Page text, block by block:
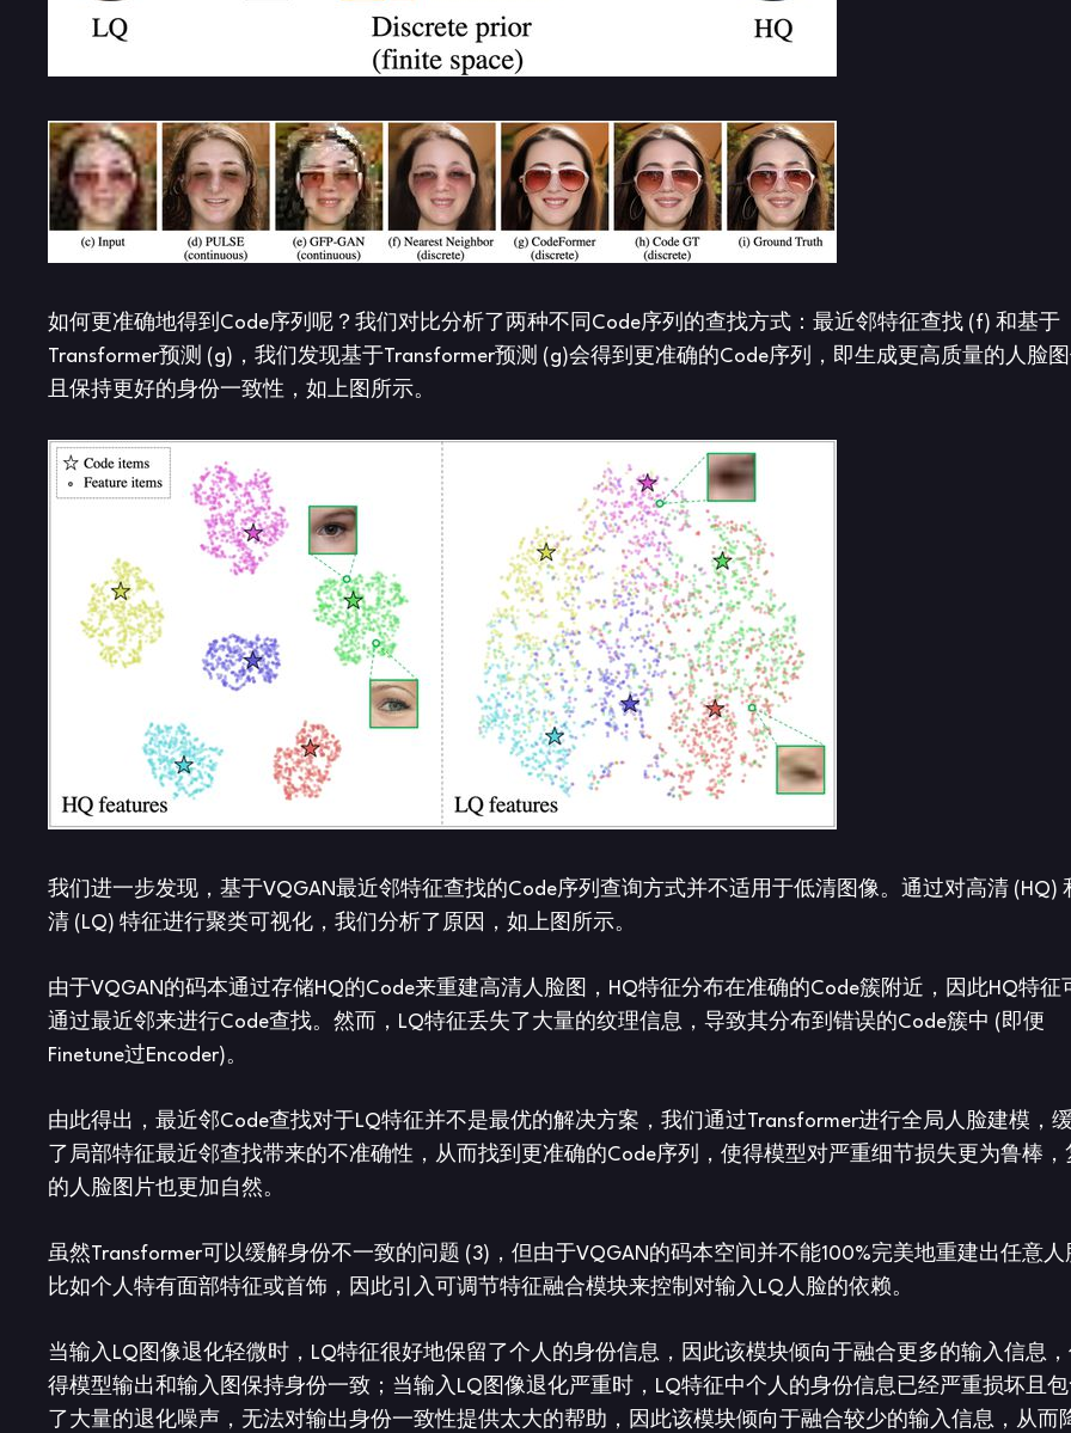
如何更准确地得到Code序列呢？我们对比分析了两种不同Code序列的查找方式：最近邻特征查找 (f) 和基于
Transformer预测 (g)，我们发现基于Transformer预测 (g)会得到更准确的Code序列，即生成更高质量的人脸
且保持更好的身份一致性，如上图所示。
我们进一步发现，基于VQGAN最近邻特征查找的Code序列查询方式并不适用于低清图像。通过对高清 (HQ)
清 (LQ) 特征进行聚类可视化，我们分析了原因，如上图所示。
由于VQGAN的码本通过存储HQ的Code来重建高清人脸图，HQ特征分布在准确的Code簇附近，因此HQ特征
通过最近邻来进行Code查找。然而，LQ特征丢失了大量的纹理信息，导致其分布到错误的Code簇中 (即便
Finetune过Encoder)。
由此得出，最近邻Code查找对于LQ特征并不是最优的解决方案，我们通过Transformer进行全局人脸建模，
了局部特征最近邻查找带来的不准确性，从而找到更准确的Code序列，使得模型对严重细节损失更为鲁棒，
的人脸图片也更加自然。
虽然Transformer可以缓解身份不一致的问题 (3)，但由于VQGAN的码本空间并不能100%完美地重建出任意人
比如个人特有面部特征或首饰，因此引入可调节特征融合模块来控制对输入LQ人脸的依赖。
当输入LQ图像退化轻微时，LQ特征很好地保留了个人的身份信息，因此该模块倾向于融合更多的输入信息
得模型输出和输入图保持身份一致；当输入LQ图像退化严重时，LQ特征中个人的身份信息已经严重损坏且
了大量的退化噪声，无法对输出身份一致性提供太大的帮助，因此该模块倾向于融合较少的输入信息，从而